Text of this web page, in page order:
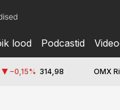
lood Podcastid
−0,15% 314,98 OMX